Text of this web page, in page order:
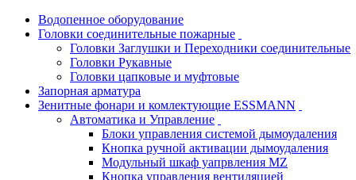
Водопенное оборудование
Головки соединительные пожарные
Головки Заглушки и Переходники соединительные
Головки Рукавные
Головки цапковые и муфтовые
Запорная арматура
Зенитные фонари и комлектующие ESSMANN
Автоматика и Управление
Блоки управления системой дымоудаления
Кнопка ручной активации дымоудаления
Модульный шкаф уапрвления MZ
Кнопка управления вентиляцией